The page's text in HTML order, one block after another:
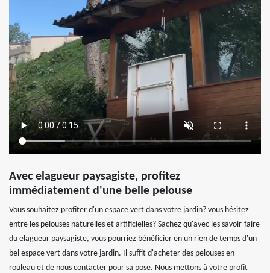
Avec elagueur paysagiste, profitez
immédiatement d'une belle pelouse
Vous souhaitez profiter d'un espace vert dans votre jardin? vous hésitez
entre les pelouses naturelles et artificielles? Sachez qu'avec les savoir-faire
du elagueur paysagiste, vous pourriez bénéficier en un rien de temps d'un
bel espace vert dans votre jardin. Il suffit d'acheter des pelouses en
rouleau et de nous contacter pour sa pose. Nous mettons à votre profit